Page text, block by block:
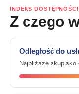
INDEKS
Z czego
Odległość do
Najbliższe skupisko